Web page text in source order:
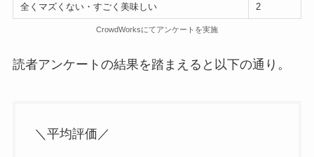
全くマズくない・すごく美味しい 2
CrowdWorksにてアンケートを実施
読者アンケートの結果を踏まえると以下の通り。
＼平均評価／